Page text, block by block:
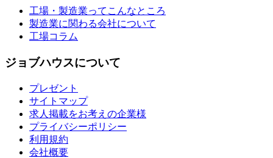
工場・製造業ってこんなところ
製造業に関わる会社について
工場コラム
ジョブハウスについて
プレゼント
サイトマップ
求人掲載をお考えの企業様
プライバシーポリシー
利用規約
会社概要